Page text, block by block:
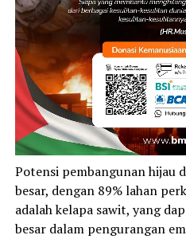
Potensi pembangunan hijau
besar, dengan 89% lahan
adalah kelapa sawit, yang
besar dalam pengurangan